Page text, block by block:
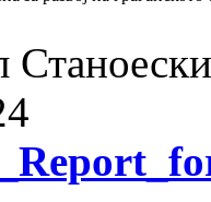
Станоески